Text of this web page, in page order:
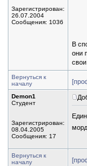
Зарегистрирован:
26.07.2004
Сообщения: 1036
В
они
Вернуться к
началу
Demon1
Студент
Зарегистрирован:
08.04.2005
Сообщения: 17
Вернуться к
началу